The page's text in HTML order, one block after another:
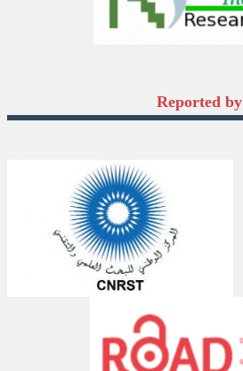
Reported by